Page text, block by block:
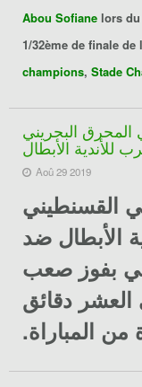
Abou Sofiane lors
1/32ème de finale de
champions, Stade
القسنطيني 3 ـ 1 نادي المحرق البحريني
للأندية الأبطال
Aoû 29 2019
القسنطيني
الأبطال ضد
بفوز صعب
العشر دقائق
من المباراة.